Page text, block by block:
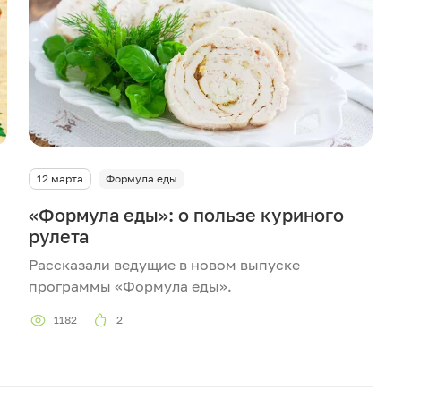
12 марта Формула еды
«Формула еды»: о пользе куриного
рулета
Рассказали ведущие в новом выпуске
программы «Формула еды».
1182 2